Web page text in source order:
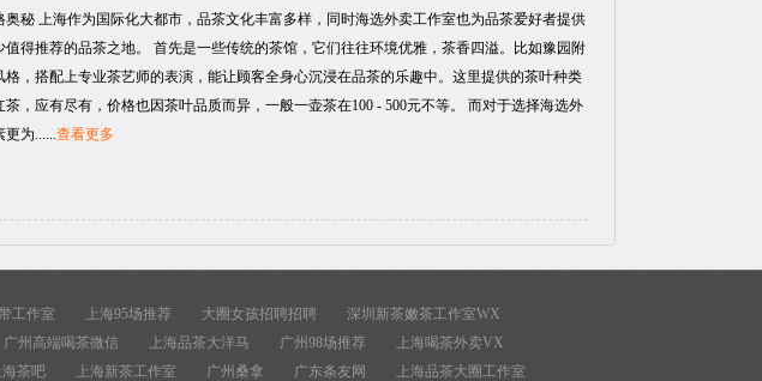
秘 上海作为国际化大都市，品茶文化丰富多样，同时海选外卖工作室也为品茶爱好者提供
得推荐的品茶之地。 首先是一些传统的茶馆，它们往往环境优雅，茶香四溢。比如豫园附
，搭配上专业茶艺师的表演，能让顾客全身心沉浸在品茶的乐趣中。这里提供的茶叶种类
，应有尽有，价格也因茶叶品质而异，一般一壶茶在100 - 500元不等。 而对于选择海选外
为......查看更多
工作室 上海95场推荐 大圈女孩招聘招聘
深圳新茶嫩茶工作室WX
广州高端喝茶微信 上海品茶大洋马 广州98场推荐
上海喝茶外卖VX
海茶吧 上海新茶工作室 广州桑拿 广东条友网 上海品茶大圈工作室